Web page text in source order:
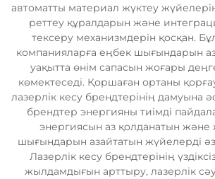
автоматты материал жүктеу жүйелерін,
реттеу құралдарын және
тексеру механизмдерін қосқан.
компанияларға еңбек шығындарын
уақытта өнім сапасын жоғары
көмектеседі. Қоршаған ортаны
лазерлік кесу брендтерінің дамуына
брендтер энергияны тиімді
энергиясын аз қолданатын және
шығындарын азайтатын жүйелерді
Лазерлік кесу брендтерінің
жылдамдығын арттыру, лазерлік